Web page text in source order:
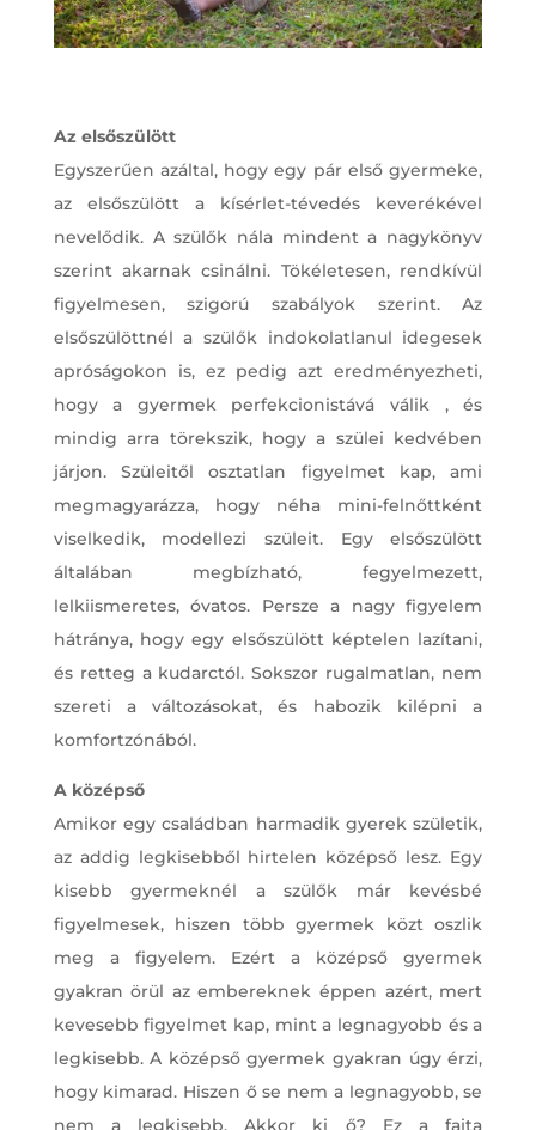
Az elsőszülött
Egyszerűen azáltal, hogy egy pár első gyermeke,
az elsőszülött a kísérlet-tévedés keverékével
nevelődik. A szülők nála mindent a nagykönyv
szerint akarnak csinálni. Tökéletesen, rendkívül
figyelmesen, szigorú szabályok szerint. Az
elsőszülöttnél a szülők indokolatlanul idegesek
apróságokon is, ez pedig azt eredményezheti,
hogy a gyermek perfekcionistává válik , és
mindig arra törekszik, hogy a szülei kedvében
járjon. Szüleitől osztatlan figyelmet kap, ami
megmagyarázza, hogy néha mini-felnőttként
viselkedik, modellezi szüleit. Egy elsőszülött
általában megbízható, fegyelmezett,
lelkiismeretes, óvatos. Persze a nagy figyelem
hátránya, hogy egy elsőszülött képtelen lazítani,
és retteg a kudarctól. Sokszor rugalmatlan, nem
szereti a változásokat, és habozik kilépni a
komfortzónából.
A középső
Amikor egy családban harmadik gyerek születik,
az addig legkisebből hirtelen középső lesz. Egy
kisebb gyermeknél a szülők már kevésbé
figyelmesek, hiszen több gyermek közt oszlik
meg a figyelem. Ezért a középső gyermek
gyakran örül az embereknek éppen azért, mert
kevesebb figyelmet kap, mint a legnagyobb és a
legkisebb. A középső gyermek gyakran úgy érzi,
hogy kimarad. Hiszen ő se nem a legnagyobb, se
nem a legkisebb. Akkor ki ő? Ez a fajta